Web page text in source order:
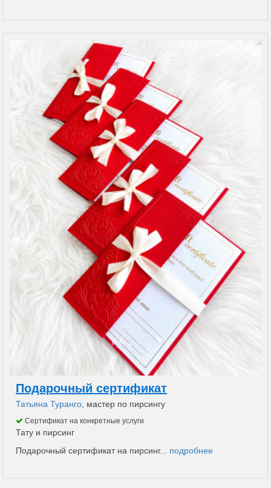
Подарочный сертификат
Татьяна Туранго , мастер по пирсингу
Сертификат на конкретные услуги
Тату и пирсинг
Подарочный сертификат на пирсинг... подробнее